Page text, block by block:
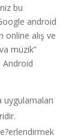
bu
android
online alış ve
müzik”
Android